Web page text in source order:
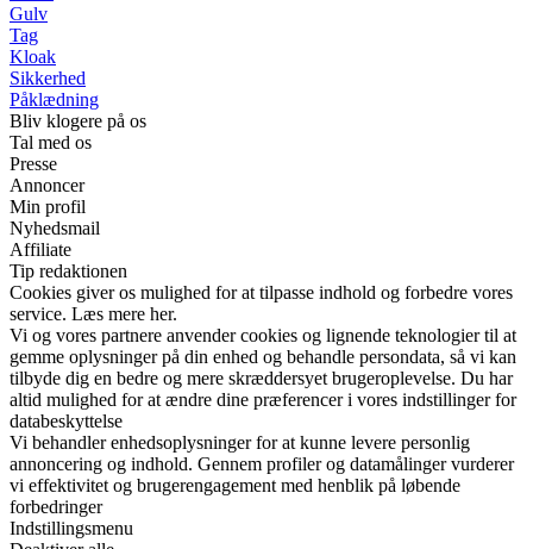
Gulv
Tag
Kloak
Sikkerhed
Påklædning
Bliv klogere på os
Tal med os
Presse
Annoncer
Min profil
Nyhedsmail
Affiliate
Tip redaktionen
Cookies giver os mulighed for at tilpasse indhold og forbedre vores
service. Læs mere her.
Vi og vores partnere anvender cookies og lignende teknologier til at
gemme oplysninger på din enhed og behandle persondata, så vi kan
tilbyde dig en bedre og mere skræddersyet brugeroplevelse. Du har
altid mulighed for at ændre dine præferencer i vores indstillinger for
databeskyttelse
Vi behandler enhedsoplysninger for at kunne levere personlig
annoncering og indhold. Gennem profiler og datamålinger vurderer
vi effektivitet og brugerengagement med henblik på løbende
forbedringer
Indstillingsmenu